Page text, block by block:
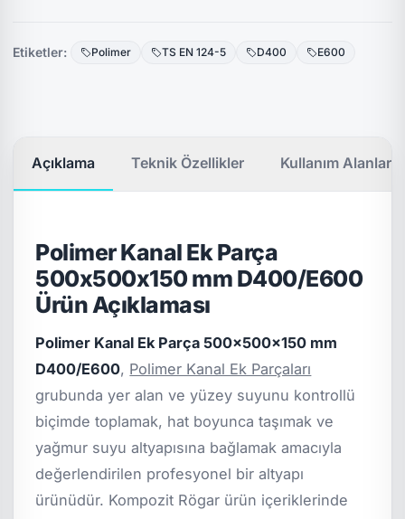
Etiketler: Polimer TS EN 124-5 D400 E600
Açıklama Teknik Özellikler Kullanım Alanları
Polimer Kanal Ek Parça
500x500x150 mm D400/E600
Ürün Açıklaması
Polimer Kanal Ek Parça 500x500x150 mm
D400/E600, Polimer Kanal Ek Parçaları
grubunda yer alan ve yüzey suyunu kontrollü
biçimde toplamak, hat boyunca taşımak ve
yağmur suyu altyapısına bağlamak amacıyla
değerlendirilen profesyonel bir altyapı
ürünüdür. Kompozit Rögar ürün içeriklerinde